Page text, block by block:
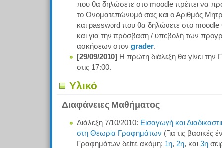
που θα δηλώσετε στο moodle πρέπει να
το Ονοματεπώνυμό σας και ο Αριθμός
και password που θα δηλώσετε στο moodle
και για την πρόσβαση / υποβολή των
ασκήσεων στον grader.
[29/09/2010] Η πρώτη διάλεξη θα γίνει
στις 17:00.
Υλικό
Διαφάνειες Μαθήματος
Διάλεξη 7/10/2010: Εισαγωγή και
στη Θεωρία Γραφημάτων (Για τις βασικές
Γραφημάτων δείτε ακόμη: 1η, 2η, και 3η